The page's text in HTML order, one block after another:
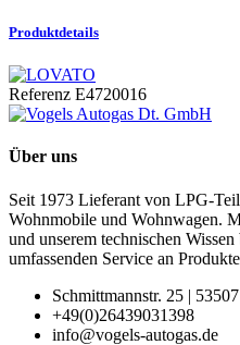
Produktdetails
Referenz E4720016
Über uns
Seit 1973 Lieferant von LPG-
Wohnmobile und Wohnwagen.
und unserem technischen
umfassenden Service an
Schmittmannstr. 25 |
+49(0)26439031398
info@vogels-autogas.de